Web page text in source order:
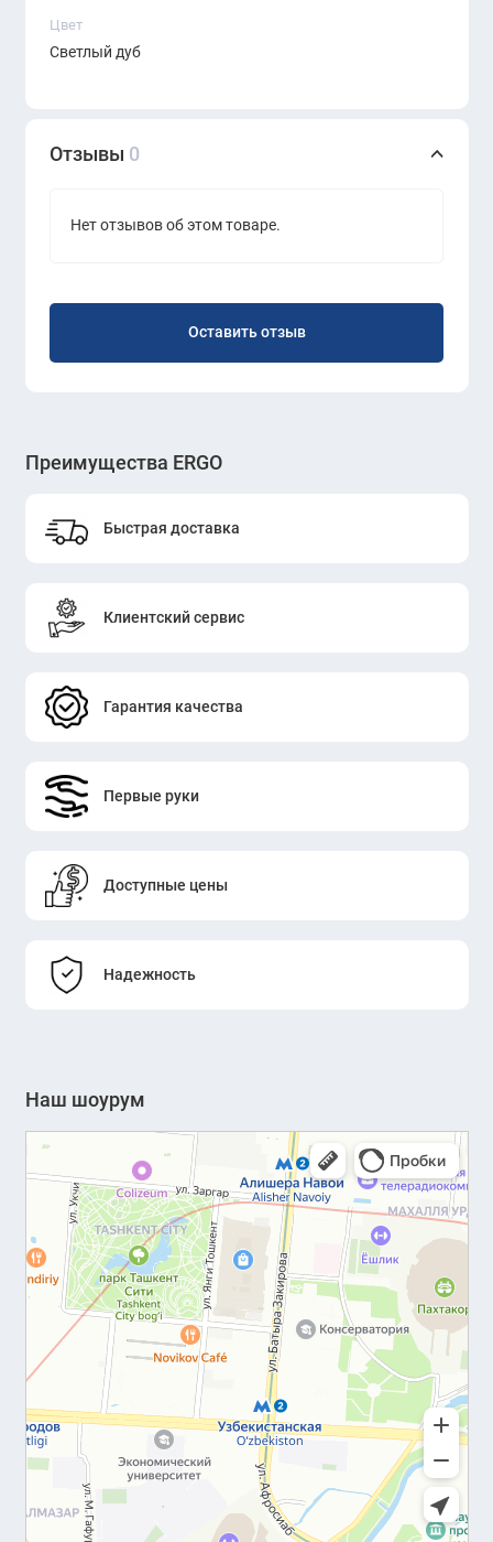
Цвет
Светлый дуб
Отзывы 0
Нет отзывов об этом товаре.
Оставить отзыв
Преимущества ERGO
Быстрая доставка
Клиентский сервис
Гарантия качества
Первые руки
Доступные цены
Надежность
Наш шоурум